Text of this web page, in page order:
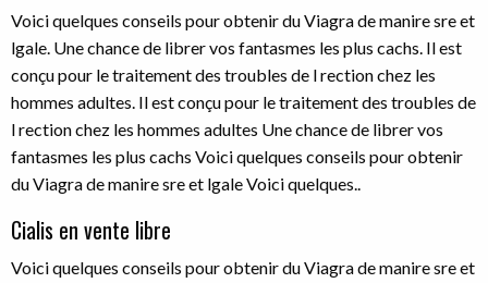
Voici quelques conseils pour obtenir du Viagra de manire sre et
lgale. Une chance de librer vos fantasmes les plus cachs. Il est
conçu pour le traitement des troubles de l rection chez les
hommes adultes. Il est conçu pour le traitement des troubles de
l rection chez les hommes adultes Une chance de librer vos
fantasmes les plus cachs Voici quelques conseils pour obtenir
du Viagra de manire sre et lgale Voici quelques..
Cialis en vente libre
Voici quelques conseils pour obtenir du Viagra de manire sre et